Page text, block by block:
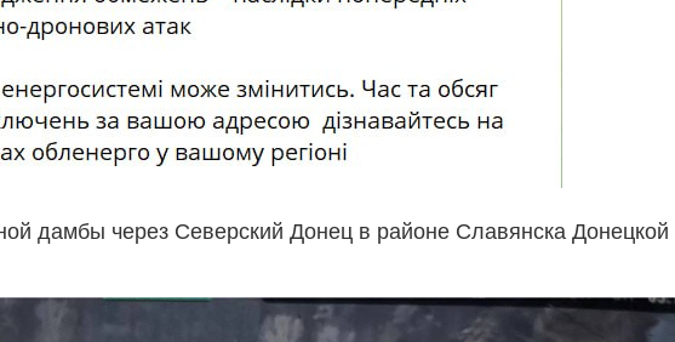
дамбы через Северский Донец в районе Славянска Донецкой